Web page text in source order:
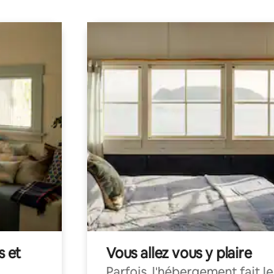
et
Vous allez vous y plaire